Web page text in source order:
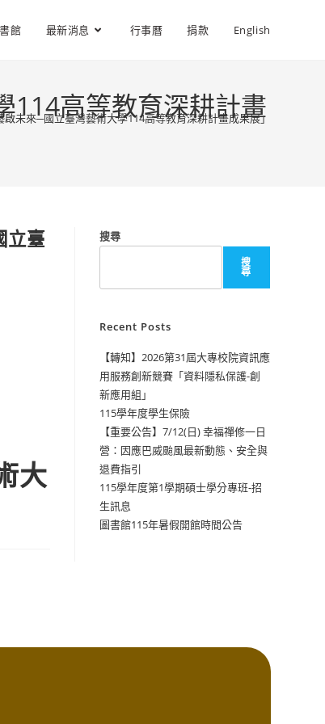
館 最新消息 行事曆 捐款 English
114高等教育深耕計畫
未來─國立臺灣藝術大學114高等教育深耕計畫成果展」
立臺
大
搜尋
搜
尋
Recent Posts
【轉知】2026第31屆大專校院資訊應
用服務創新競賽「資料隱私保護-創
新應用組」
115學年度學生保險
【重要公告】7/12(日) 幸福禪修一日
營：因應巴威颱風最新動態、安全與
退費指引
115學年度第1學期碩士學分專班-招
生訊息
圖書館115年暑假開館時間公告